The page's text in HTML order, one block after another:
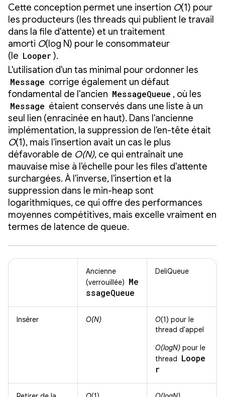
Cette conception permet une insertion O(1) pour
les producteurs (les threads qui publient le travail
dans la file d'attente) et un traitement
amorti O(log N) pour le consommateur
(le Looper).
L'utilisation d'un tas minimal pour ordonner les
Message corrige également un défaut
fondamental de l'ancien MessageQueue , où les
Message étaient conservés dans une liste à un
seul lien (enracinée en haut). Dans l'ancienne
implémentation, la suppression de l'en-tête était
O(1), mais l'insertion avait un cas le plus
défavorable de O(N), ce qui entraînait une
mauvaise mise à l'échelle pour les files d'attente
surchargées. À l'inverse, l'insertion et la
suppression dans le min-heap sont
logarithmiques, ce qui offre des performances
moyennes compétitives, mais excelle vraiment en
termes de latence de queue.
Ancienne
(verrouillée) Me
ssageQueue
DeliQueue
Insérer O(N) O(1) pour le
thread d'appel
O(logN) pour le
thread
Loope
r